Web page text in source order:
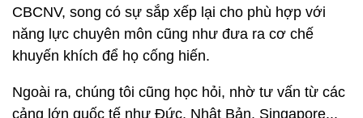
CBCNV, song có sự sắp xếp lại cho phù hợp với
năng lực chuyên môn cũng như đưa ra cơ chế
khuyến khích để họ cống hiến.
Ngoài ra, chúng tôi cũng học hỏi, nhờ tư vấn từ các
cảng lớn quốc tế như Đức, Nhật Bản, Singapore...